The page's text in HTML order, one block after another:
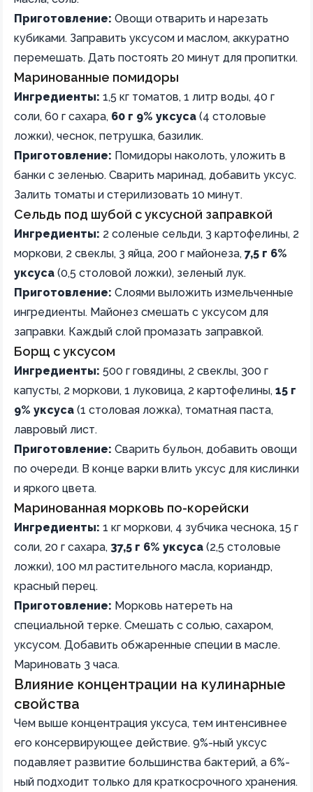
Приготовление: Овощи отварить и нарезать
кубиками. Заправить уксусом и маслом, аккуратно
перемешать. Дать постоять 20 минут для пропитки.
Маринованные помидоры
Ингредиенты: 1,5 кг томатов, 1 литр воды, 40 г
соли, 60 г сахара, 60 г 9% уксуса (4 столовые
ложки), чеснок, петрушка, базилик.
Приготовление: Помидоры наколоть, уложить в
банки с зеленью. Сварить маринад, добавить уксус.
Залить томаты и стерилизовать 10 минут.
Сельдь под шубой с уксусной заправкой
Ингредиенты: 2 соленые сельди, 3 картофелины, 2
моркови, 2 свеклы, 3 яйца, 200 г майонеза, 7,5 г 6%
уксуса (0,5 столовой ложки), зеленый лук.
Приготовление: Слоями выложить измельченные
ингредиенты. Майонез смешать с уксусом для
заправки. Каждый слой промазать заправкой.
Борщ с уксусом
Ингредиенты: 500 г говядины, 2 свеклы, 300 г
капусты, 2 моркови, 1 луковица, 2 картофелины, 15 г
9% уксуса (1 столовая ложка), томатная паста,
лавровый лист.
Приготовление: Сварить бульон, добавить овощи
по очереди. В конце варки влить уксус для кислинки
и яркого цвета.
Маринованная морковь по-корейски
Ингредиенты: 1 кг моркови, 4 зубчика чеснока, 15 г
соли, 20 г сахара, 37,5 г 6% уксуса (2,5 столовые
ложки), 100 мл растительного масла, кориандр,
красный перец.
Приготовление: Морковь натереть на
специальной терке. Смешать с солью, сахаром,
уксусом. Добавить обжаренные специи в масле.
Мариновать 3 часа.
Влияние концентрации на кулинарные
свойства
Чем выше концентрация уксуса, тем интенсивнее
его консервирующее действие. 9%-ный уксус
подавляет развитие большинства бактерий, а 6%-
ный подходит только для краткосрочного хранения.